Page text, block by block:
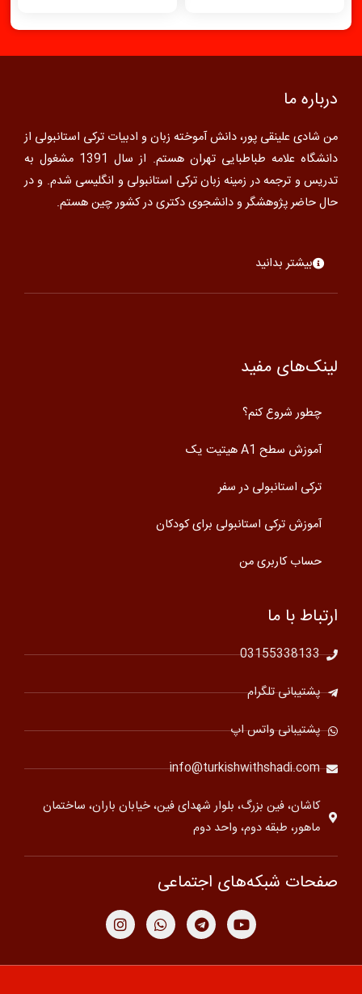
درباره ما
من شادی علینقی پور، دانش آموخته زبان و ادبیات ترکی استانبولی از
دانشگاه علامه طباطبایی تهران هستم. از سال 1391 مشغول به
تدریس و ترجمه در زمینه زبان ترکی استانبولی و انگلیسی شدم. و در
حال حاضر پژوهشگر و دانشجوی دکتری در کشور چین هستم.
بیشتر بدانید
لینک‌های مفید
چطور شروع کنم؟
آموزش سطح A1 هیتیت یک
ترکی استانبولی در سفر
آموزش ترکی استانبولی برای کودکان
حساب کاربری من
ارتباط با ما
03155338133
پشتیبانی تلگرام
پشتیبانی واتس اپ
info@turkishwithshadi.com
کاشان، فین بزرگ، بلوار شهدای فین، خیابان باران، ساختمان
ماهور، طبقه دوم، واحد دوم
صفحات شبکه‌های اجتماعی
Y
o
u
t
T
e
l
e
W
h
a
t
I
n
s
t